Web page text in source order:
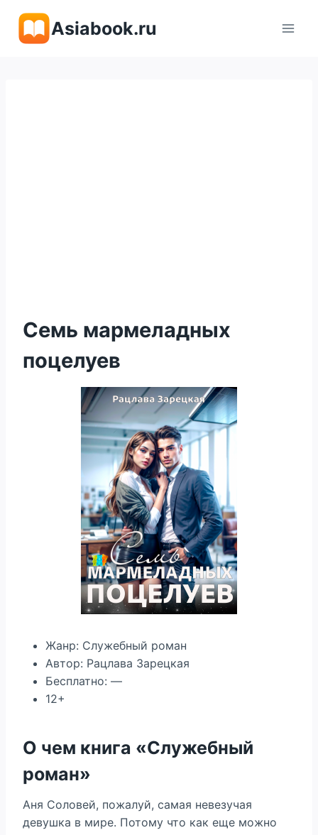
содержимому
Asiabook.ru
Семь мармеладных
поцелуев
Жанр: Служебный роман
Автор: Рацлава Зарецкая
Бесплатно: —
12+
О чем книга «Служебный
роман»
Аня Соловей, пожалуй, самая невезучая
девушка в мире. Потому что как еще можно